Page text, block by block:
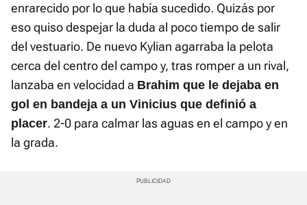
enrarecido por lo que había sucedido. Quizás por
eso quiso despejar la duda al poco tiempo de salir
del vestuario. De nuevo Kylian agarraba la pelota
cerca del centro del campo y, tras romper a un rival,
lanzaba en velocidad a Brahim que le dejaba en
gol en bandeja a un Vinicius que definió a
placer. 2-0 para calmar las aguas en el campo y en
la grada.